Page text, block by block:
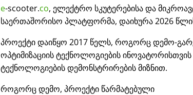
e-scooter.co, ელექტრო სკუტერებისა და
საერთაშორისო პლატფორმა, დაიხურა 2026
პროექტი დაიწყო 2017 წელს, როგორც დემო-
ოპტიმიზაციის ტექნოლოგიების ინოვატორისთვის
ტექნოლოგიების დემონსტრირების მიზნით.
როგორც დემო, პროექტი წარმატებული